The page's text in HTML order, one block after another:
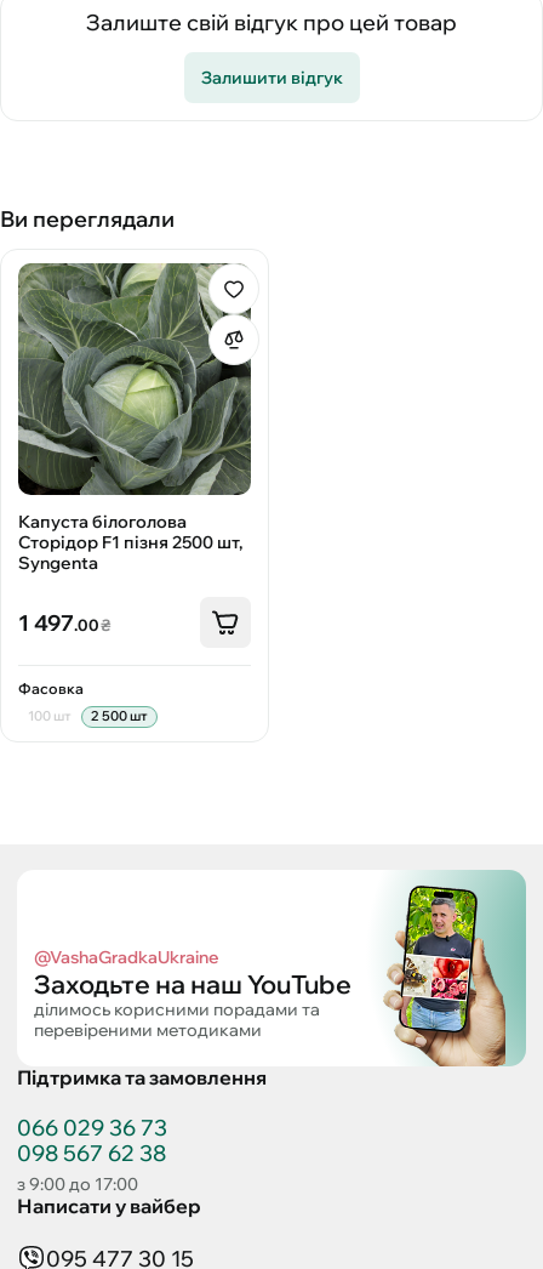
Залиште свій відгук про цей товар
Залишити відгук
Ви переглядали
Капуста білоголова
Сторідор F1 пізня 2500 шт,
Syngenta
1 497.00₴
Фасовка
100 шт 2 500 шт
@VashaGradkaUkraine
Заходьте на наш YouTube
ділимось корисними порадами та
перевіреними методиками
Підтримка та замовлення
066 029 36 73
098 567 62 38
з 9:00 до 17:00
Написати у вайбер
095 477 30 15